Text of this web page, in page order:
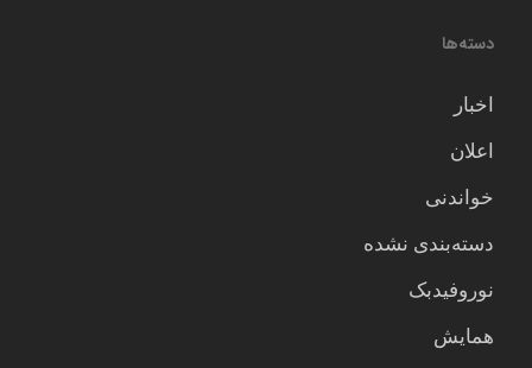
دسته‌ها
اخبار
اعلان
خواندنی
دسته‌بندی نشده
نوروفیدبک
همایش